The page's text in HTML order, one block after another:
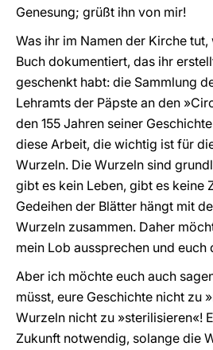
Genesung; grüßt ihn von mir!
Was ihr im Namen der Kirche
Buch dokumentiert, das ihr
geschenkt habt: die Sammlung
Lehramts der Päpste an den
den 155 Jahren seiner
diese Arbeit, die wichtig ist für
Wurzeln. Die Wurzeln sind
gibt es kein Leben, gibt es keine
Gedeihen der Blätter hängt mit
Wurzeln zusammen. Daher
mein Lob aussprechen und euch
Aber ich möchte euch auch
müsst, eure Geschichte nicht zu
Wurzeln nicht zu »sterilisieren«!
Zukunft notwendig, solange die